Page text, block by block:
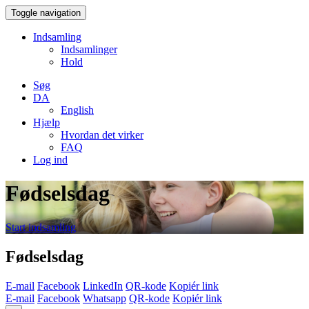
Toggle navigation
Indsamling
Indsamlinger
Hold
Søg
DA
English
Hjælp
Hvordan det virker
FAQ
Log ind
Fødselsdag
Start indsamling
Fødselsdag
E-mail Facebook LinkedIn QR-kode Kopiér link
E-mail Facebook Whatsapp QR-kode Kopiér link